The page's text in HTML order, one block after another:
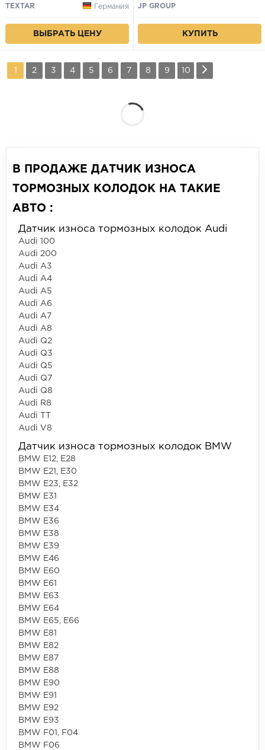
TEXTAR
Германия
ВЫБРАТЬ ЦЕНУ
JP GROUP
КУПИТЬ
1 2 3 4 5 6 7 8 9 10
В ПРОДАЖЕ ДАТЧИК ИЗНОСА
ТОРМОЗНЫХ КОЛОДОК НА ТАКИЕ
АВТО :
Датчик износа тормозных колодок Audi
Audi 100
Audi 200
Audi A3
Audi A4
Audi A5
Audi A6
Audi A7
Audi A8
Audi Q2
Audi Q3
Audi Q5
Audi Q7
Audi Q8
Audi R8
Audi TT
Audi V8
Датчик износа тормозных колодок BMW
BMW E12, E28
BMW E21, E30
BMW E23, E32
BMW E31
BMW E34
BMW E36
BMW E38
BMW E39
BMW E46
BMW E60
BMW E61
BMW E63
BMW E64
BMW E65, E66
BMW E81
BMW E82
BMW E87
BMW E88
BMW E90
BMW E91
BMW E92
BMW E93
BMW F01, F04
BMW F06